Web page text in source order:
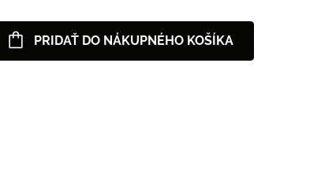
PRIDAŤ DO NÁKUPNÉHO KOŠÍKA